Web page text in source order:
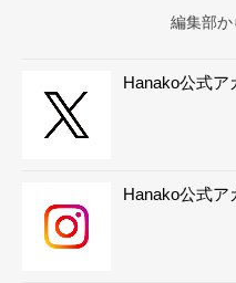
編集部
Hanako公式ア
Hanako公式ア